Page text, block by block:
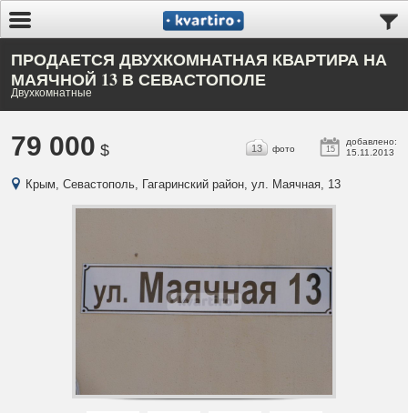
ПРОДАЕТСЯ ДВУХКОМНАТНАЯ КВАРТИРА НА
МАЯЧНОЙ 13 В СЕВАСТОПОЛЕ
Двухкомнатные
79 000 $ 15
добавлено:
15.11.2013
13 фото
Крым, Севастополь, Гагаринский район, ул. Маячная, 13